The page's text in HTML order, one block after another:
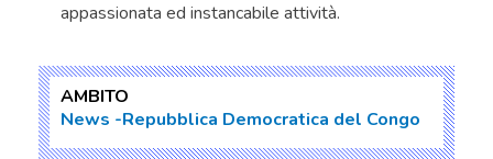
appassionata ed instancabile attività.
AMBITO
News Repubblica Democratica del Congo